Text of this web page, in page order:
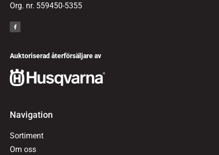
Org. nr. 559450-5355
Auktoriserad återförsäljare av
Navigation
Sortiment
Om oss